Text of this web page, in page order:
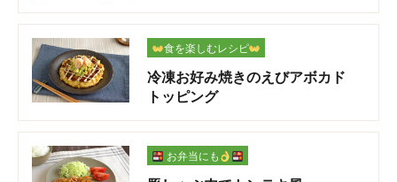
食を楽しむレシピ
冷凍お好み焼きのえびアボカド
トッピング
お弁当にも